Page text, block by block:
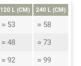
120 L (CM) 240 L (CM)
≈ 53
≈ 58
≈ 48
≈ 73
≈ 92
≈ 99